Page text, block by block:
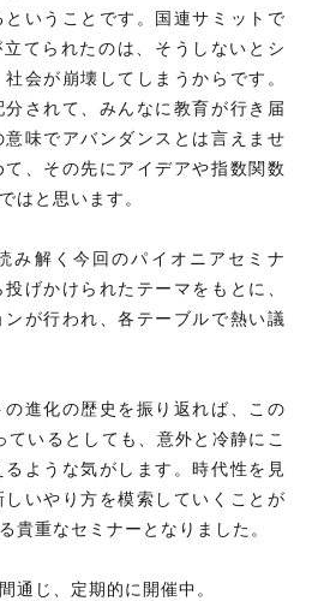
いうことです。国連サミットで
立てられたのは、そうしないとシ
会が崩壊してしまうからです。
されて、みんなに教育が行き届
味でアバンダンスとは言えませ
、その先にアイデアや指数関数
はと思います。
み解く今回のパイオニアセミナ
げかけられたテーマをもとに、
が行われ、各テーブルで熱い議
進化の歴史を振り返れば、この
いるとしても、意外と冷静にこ
ような気がします。時代性を見
いやり方を模索していくことが
貴重なセミナーとなりました。
通じ、定期的に開催中。